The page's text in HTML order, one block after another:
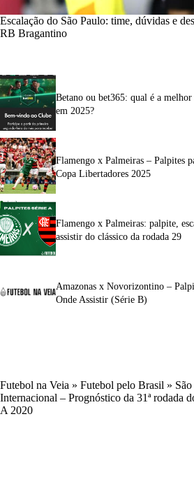
Escalação do São Paulo: time, dúvidas e
RB Bragantino
Betano ou bet365: qual é a melhor
em 2025?
Flamengo x Palmeiras – Palpites
Copa Libertadores 2025
Flamengo x Palmeiras: palpite,
assistir do clássico da rodada 29
Amazonas x Novorizontino –
Onde Assistir (Série B)
Futebol na Veia » Futebol pelo Brasil »
Internacional – Prognóstico da 31ª rodada
A 2020